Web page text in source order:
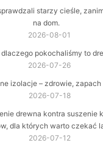
starzy cieśle,
na dom.
2026-08-01
dlaczego pokochaliśmy to
2026-07-26
izolacje – zdrowie, zapach
2026-07-18
drewna kontra suszenie
dla których warto czekać
2026-07-12